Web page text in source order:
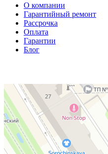
О компании
Гарантийный ремонт
Рассрочка
Оплата
Гарантии
Блог